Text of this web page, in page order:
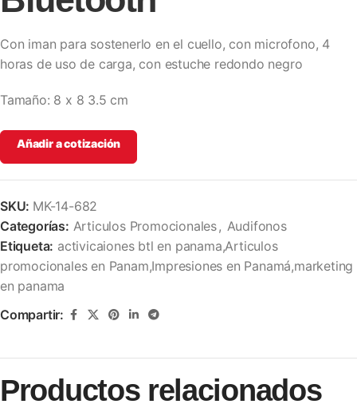
Con iman para sostenerlo en el cuello, con microfono, 4
horas de uso de carga, con estuche redondo negro
Tamaño: 8 x 8 3.5 cm
Añadir a cotización
SKU: MK-14-682
Categorías: Articulos Promocionales , Audifonos
Etiqueta: activicaiones btl en panama,Articulos
promocionales en Panam,Impresiones en Panamá,marketing
en panama
Compartir:
Productos relacionados